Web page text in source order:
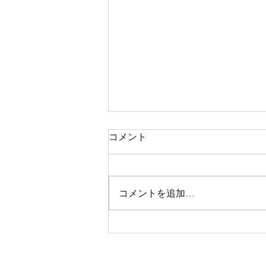
【めちゃお得❗️感謝サービス
コメント
コメントを追加…